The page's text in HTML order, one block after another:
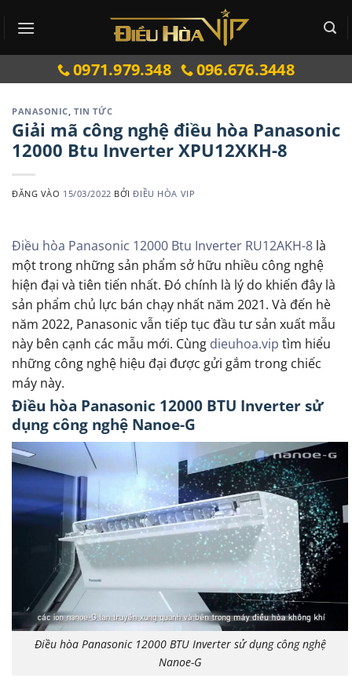
qua
0971.979.348 096.676.3448
PANASONIC,TIN TỨC
Giải mã công nghệ điều hòa Panasonic
12000 Btu Inverter XPU12XKH-8
ĐĂNG VÀO 15/03/2022 BỞIĐIỀU HÒA VIP
Điều hòa Panasonic 12000 Btu Inverter RU12AKH-8 là
một trong những sản phẩm sở hữu nhiều công nghệ
hiện đại và tiên tiến nhất. Đó chính là lý do khiến đây là
sản phẩm chủ lực bán chạy nhất năm 2021. Và đến hè
năm 2022, Panasonic vẫn tiếp tục đầu tư sản xuất mẫu
này bên cạnh các mẫu mới. Cùng dieuhoa.vip tìm hiểu
những công nghệ hiệu đại được gửi gắm trong chiếc
máy này.
Điều hòa Panasonic 12000 BTU Inverter sử
dụng công nghệ Nanoe-G
Điều hòa Panasonic 12000 BTU Inverter sử dụng công nghệ
Nanoe-G